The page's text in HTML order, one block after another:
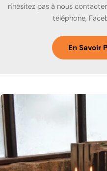
n'hésitez pas à nous
téléphone,
En Savoir